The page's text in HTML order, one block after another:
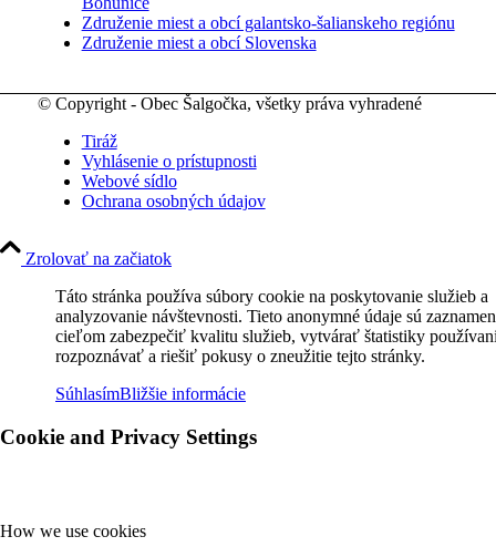
Združenie miest a obcí galantsko-šalianskeho regiónu
Združenie miest a obcí Slovenska
© Copyright - Obec Šalgočka, všetky práva vyhradené
Tiráž
Vyhlásenie o prístupnosti
Webové sídlo
Ochrana osobných údajov
Zrolovať na začiatok
Táto stránka používa súbory cookie na poskytovanie služieb a
analyzovanie návštevnosti. Tieto anonymné údaje sú
cieľom zabezpečiť kvalitu služieb, vytvárať štatistiky
rozpoznávať a riešiť pokusy o zneužitie tejto stránky.
SúhlasímBližšie informácie
Cookie and Privacy Settings
How we use cookies